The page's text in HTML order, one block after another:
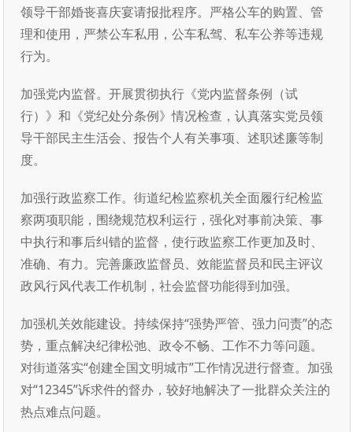
领导干部婚丧喜庆宴请报批程序。严格公车的购置、管
理和使用，严禁公车私用，公车私驾、私车公养等违规
行为。
加强党内监督。开展贯彻执行《党内监督条例（试
行）》和《党纪处分条例》情况检查，认真落实党员领
导干部民主生活会、报告个人有关事项、述职述廉等制
度。
加强行政监察工作。街道纪检监察机关全面履行纪检监
察两项职能，围绕规范权利运行，强化对事前决策、事
中执行和事后纠错的监督，使行政监察工作更加及时、
准确、有力。完善廉政监督员、效能监督员和民主评议
政风行风代表工作机制，社会监督功能得到加强。
加强机关效能建设。持续保持“强势严管、强力问责”的态
势，重点解决纪律松弛、政令不畅、工作不力等问题。
对街道落实“创建全国文明城市”工作情况进行督查。加强
对“12345”诉求件的督办，较好地解决了一批群众关注的
热点难点问题。